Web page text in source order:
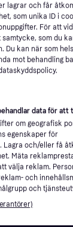
,2-3 dagar
lagrar och får
som unika ID i
För att
som du
Du kan när som
mot behandling
data för att
om geografisk
egenskaper för
Lagra och/eller få
Mäta
välja reklam.
och
och